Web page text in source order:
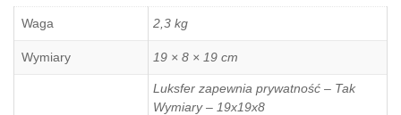
Waga 2,3 kg
Wymiary 19 × 8 × 19 cm
Luksfer zapewnia prywatność – Tak
Wymiary – 19x19x8